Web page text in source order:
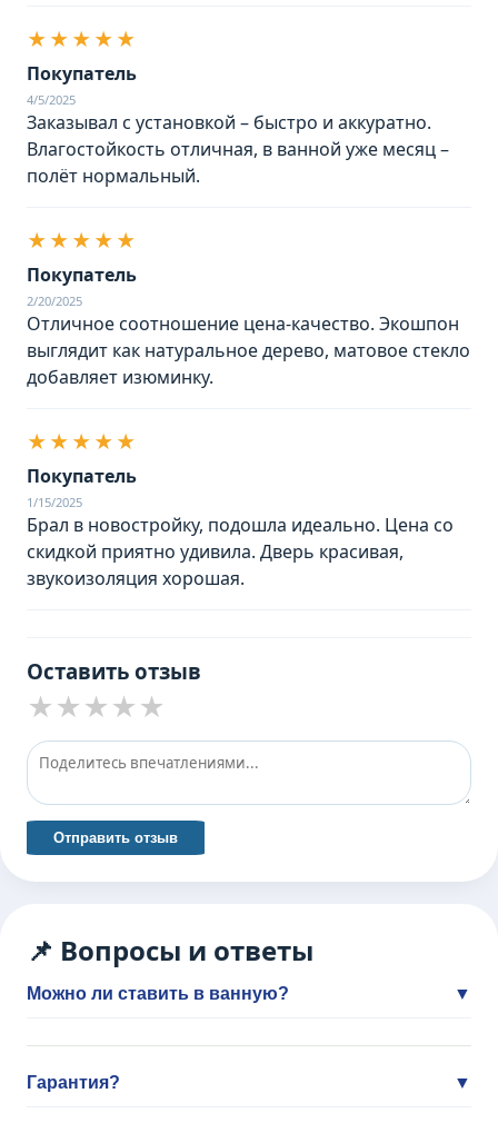
★★★★★
Покупатель
4/5/2025
Заказывал с установкой – быстро и аккуратно.
Влагостойкость отличная, в ванной уже месяц –
полёт нормальный.
★★★★★
Покупатель
2/20/2025
Отличное соотношение цена-качество. Экошпон
выглядит как натуральное дерево, матовое стекло
добавляет изюминку.
★★★★★
Покупатель
1/15/2025
Брал в новостройку, подошла идеально. Цена со
скидкой приятно удивила. Дверь красивая,
звукоизоляция хорошая.
Оставить отзыв
★
★
★
★
★
Отправить отзыв
📌 Вопросы и ответы
Можно ли ставить в ванную? ▼
Гарантия? ▼